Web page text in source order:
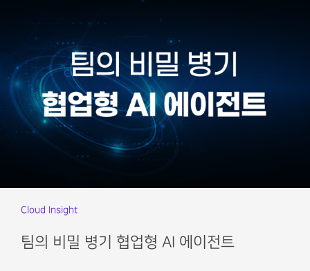
Cloud Insight
팀의 비밀 병기 협업형 AI 에이전트